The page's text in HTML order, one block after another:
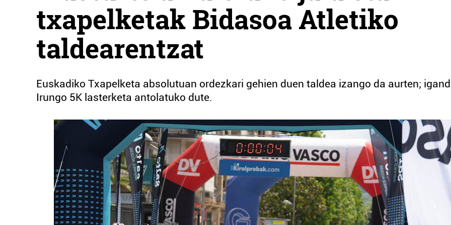
txapelketak Bidasoa Atletiko
taldearentzat
Euskadiko Txapelketa absolutuan ordezkari gehien duen taldea izango da aurten;
Irungo 5K lasterketa antolatuko dute.